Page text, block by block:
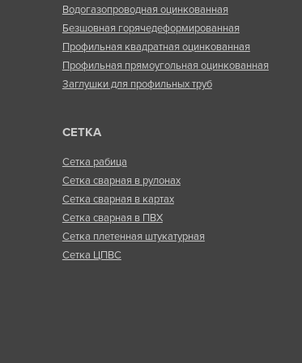
Водогазопроводная оцинкованная
Безшовная горячедеформированная
Профильная квадратная оцинкованная
Профильная прямоугольная оцинкованная
Заглушки для профильных труб
СЕТКА
Сетка рабица
Сетка сварная в рулонах
Сетка сварная в картах
Сетка сварная в ПВХ
Сетка плетенная штукатурная
Сетка ЦПВС